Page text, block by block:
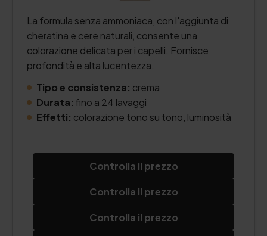
La formula senza ammoniaca, con l'aggiunta di
cheratina e cere naturali, consente una
colorazione delicata per i capelli. Fornisce
profondità e alta lucentezza.
Tipo e consistenza: crema
Durata: fino a 24 lavaggi
Effetti: colorazione tono su tono, luminosità
Controlla il prezzo
Controlla il prezzo
Controlla il prezzo